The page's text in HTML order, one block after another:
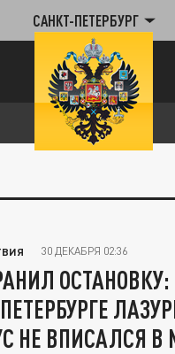
САНКТ-ПЕТЕРБУРГ
30 ДЕКАБРЯ 02:36
ОСТАНОВКУ:
НЕ ВПИСАЛСЯ В